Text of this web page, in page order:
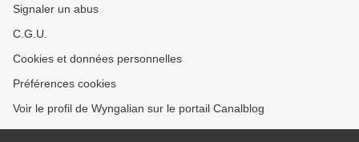
Signaler un abus
C.G.U.
Cookies et données personnelles
Préférences cookies
Voir le profil de Wyngalian sur le portail Canalblog